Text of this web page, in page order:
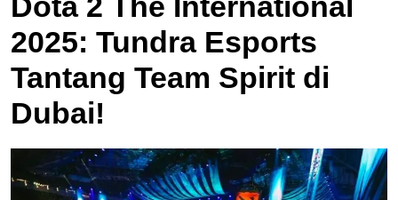
2025: Tundra Esports
Tantang Team Spirit di
Dubai!